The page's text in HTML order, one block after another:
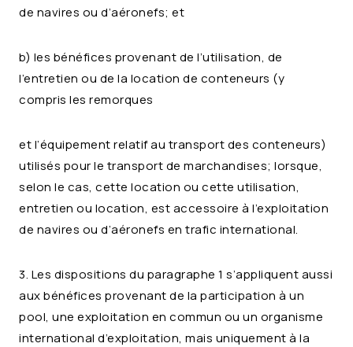
de navires ou d’aéronefs; et
b) les bénéfices provenant de l’utilisation, de
l’entretien ou de la location de conteneurs (y
compris les remorques
et l’équipement relatif au transport des conteneurs)
utilisés pour le transport de marchandises; lorsque,
selon le cas, cette location ou cette utilisation,
entretien ou location, est accessoire à l’exploitation
de navires ou d’aéronefs en trafic international.
3. Les dispositions du paragraphe 1 s’appliquent aussi
aux bénéfices provenant de la participation à un
pool, une exploitation en commun ou un organisme
international d’exploitation, mais uniquement à la